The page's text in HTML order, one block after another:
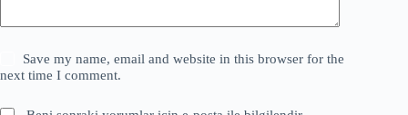
Save my name, email and website in this browser for the
next time I comment.